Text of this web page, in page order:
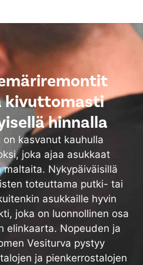
kivuttomasti
hinnalla
on kasvanut kauhulla
joka ajaa asukkaat
maltaita. Nykypäiväisillä
toteuttama putki- tai
asukkaille hyvin
joka on luonnollinen osa
elinkaarta. Nopeuden ja
Vesiturva pystyy
ja pienkerrostalojen